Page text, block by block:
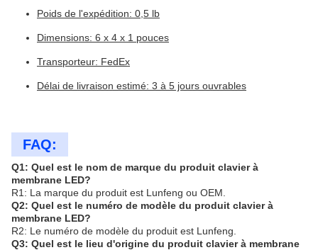
Poids de l'expédition: 0,5 lb
Dimensions: 6 x 4 x 1 pouces
Transporteur: FedEx
Délai de livraison estimé: 3 à 5 jours ouvrables
FAQ:
Q1: Quel est le nom de marque du produit clavier à
membrane LED?
R1: La marque du produit est Lunfeng ou OEM.
Q2: Quel est le numéro de modèle du produit clavier à
membrane LED?
R2: Le numéro de modèle du produit est Lunfeng.
Q3: Quel est le lieu d'origine du produit clavier à membrane